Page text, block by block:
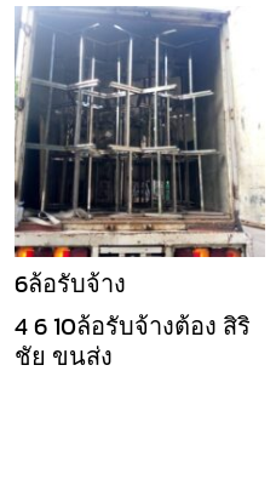
6ล้อรับจ้าง
4 6 10ล้อรับจ้างต้อง สิริ
ชัย ขนส่ง